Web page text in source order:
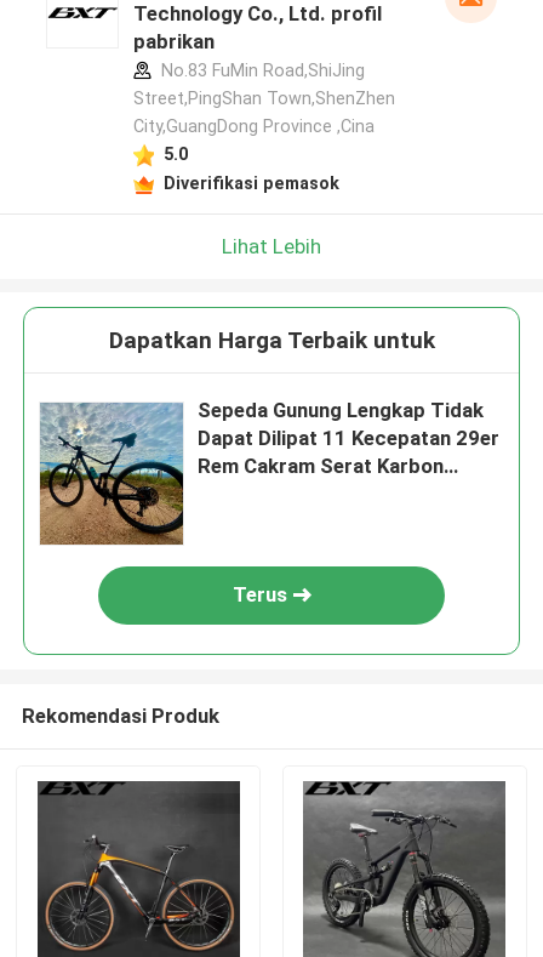
Technology Co., Ltd. profil
pabrikan
No.83 FuMin Road,ShiJing
Street,PingShan Town,ShenZhen
City,GuangDong Province ,Cina
5.0
Diverifikasi pemasok
Lihat Lebih
Dapatkan Harga Terbaik untuk
Sepeda Gunung Lengkap Tidak
Dapat Dilipat 11 Kecepatan 29er
Rem Cakram Serat Karbon
Terus
Rekomendasi Produk